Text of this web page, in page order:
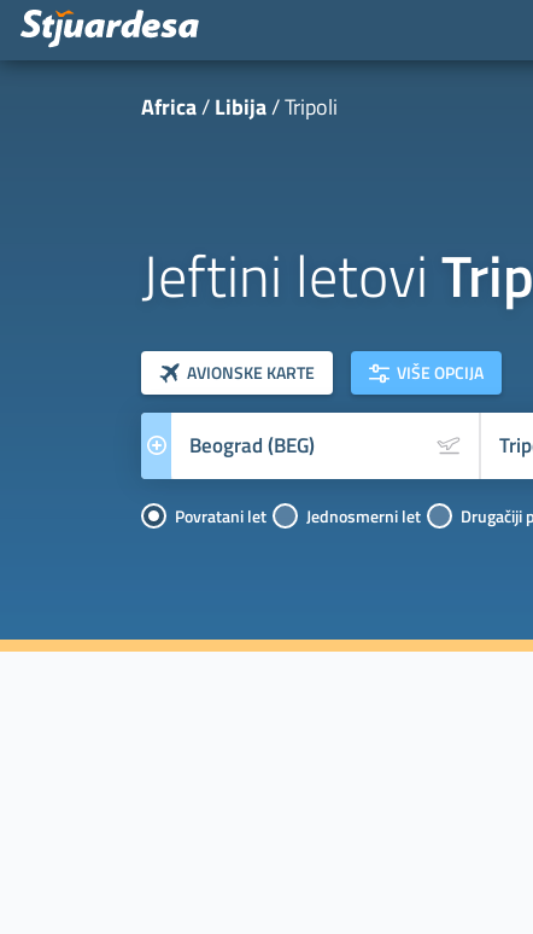
Africa Libija Tripoli
Jeftini letovi
AVIONSKE KARTE Prevoznik
klasa letova
VIŠE OPCIJA
Povratani let Jednosmerni let Drugačiji